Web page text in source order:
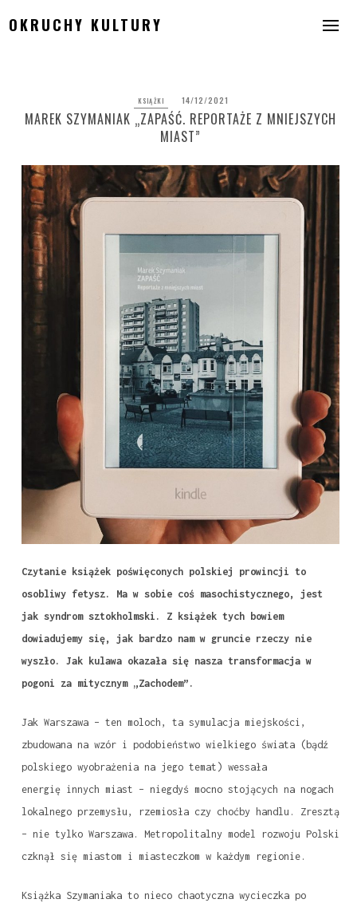
toOKRUCHY KULTURY
KSIĄŻKI 14/12/2021
MAREK SZYMANIAK „ZAPAŚĆ. REPORTAŻE Z MNIEJSZYCH
MIAST”
Czytanie książek poświęconych polskiej prowincji to
osobliwy fetysz. Ma w sobie coś masochistycznego, jest
jak syndrom sztokholmski. Z książek tych bowiem
dowiadujemy się, jak bardzo nam w gruncie rzeczy nie
wyszło. Jak kulawa okazała się nasza transformacja w
pogoni za mitycznym „Zachodem”.
Jak Warszawa – ten moloch, ta symulacja miejskości,
zbudowana na wzór i podobieństwo wielkiego świata (bądź
polskiego wyobrażenia na jego temat) wessała
energię innych miast – niegdyś mocno stojących na nogach
lokalnego przemysłu, rzemiosła czy choćby handlu. Zresztą
– nie tylko Warszawa. Metropolitalny model rozwoju Polski
czknął się miastom i miasteczkom w każdym regionie.
Książka Szymaniaka to nieco chaotyczna wycieczka po